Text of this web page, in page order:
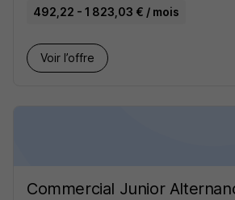
492,22 - 1 823,03 € / mois
Voir l’offre
Commercial Junior